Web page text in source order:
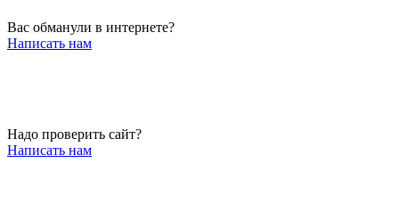
Вас обманули в интернете?
Написать нам
Надо проверить сайт?
Написать нам